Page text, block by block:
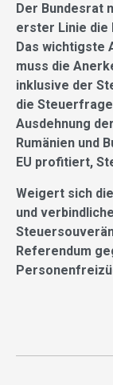
Der Bundesrat
erster Linie die
Das wichtigste
muss die
inklusive der
die
Ausdehnung
Rumänien und
EU profitiert,
Weigert sich
und
Referendum